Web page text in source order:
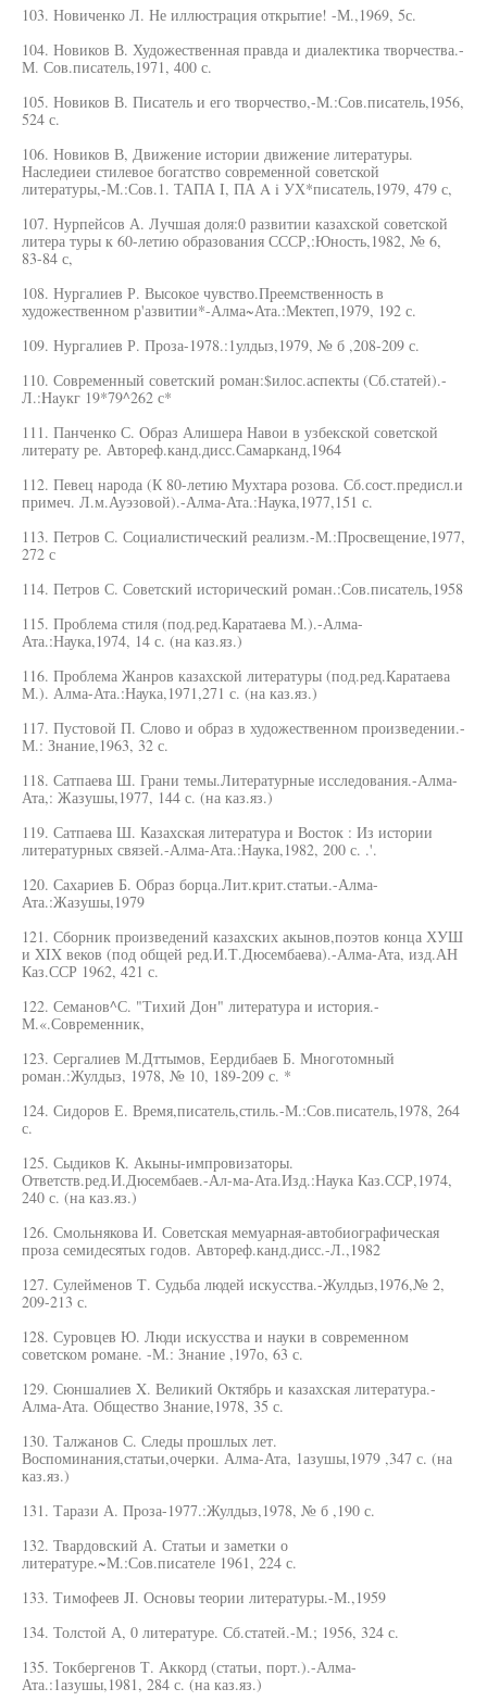
103. Новиченко Л. Не иллюстрация открытие! -М.,1969, 5с.
104. Новиков В. Художественная правда и диалектика творчества.-
М. Сов.писатель,1971, 400 с.
105. Новиков В. Писатель и его творчество,-М.:Сов.писатель,1956,
524 с.
106. Новиков В, Движение истории движение литературы.
Наследиеи стилевое богатство современной советской
литературы,-М.:Сов.1. ТАПА I, ПА A i УХ*писатель,1979, 479 с,
107. Нурпейсов А. Лучшая доля:0 развитии казахской советской
литера туры к 60-летию образования СССР,:Юность,1982, № 6,
83-84 с,
108. Нургалиев Р. Высокое чувство.Преемственность в
художественном р'азвитии*-Алма~Ата.:Мектеп,1979, 192 с.
109. Нургалиев Р. Проза-1978.:1улдыз,1979, № б ,208-209 с.
110. Современный советский роман:$илос.аспекты (Сб.статей).-
Л.:Hayкг 19*79^262 с*
111. Панченко С. Образ Алишера Навои в узбекской советской
литерату ре. Автореф.канд.дисс.Самарканд,1964
112. Певец народа (К 80-летию Мухтара розова. Сб.сост.предисл.и
примеч. Л.м.Ауэзовой).-Алма-Ата.:Наука,1977,151 с.
113. Петров С. Социалистический реализм.-М.:Просвещение,1977,
272 с
114. Петров С. Советский исторический роман.:Сов.писатель,1958
115. Проблема стиля (под.ред.Каратаева М.).-Алма-
Ата.:Наука,1974, 14 с. (на каз.яз.)
116. Проблема Жанров казахской литературы (под.ред.Каратаева
М.). Алма-Ата.:Наука,1971,271 с. (на каз.яз.)
117. Пустовой П. Слово и образ в художественном произведении.-
М.: Знание,1963, 32 с.
118. Сатпаева Ш. Грани темы.Литературные исследования.-Алма-
Ата,: Жазушы,1977, 144 с. (на каз.яз.)
119. Сатпаева Ш. Казахская литература и Восток : Из истории
литературных связей.-Алма-Ата.:Наука,1982, 200 с. .'.
120. Сахариев Б. Образ борца.Лит.крит.статьи.-Алма-
Ата.:Жазушы,1979
121. Сборник произведений казахских акынов,поэтов конца ХУШ
и XIX веков (под общей ред.И.Т.Дюсембаева).-Алма-Ата, изд.АН
Каз.ССР 1962, 421 с.
122. Семанов^С. "Тихий Дон" литература и история.-
М.«.Современник,
123. Сергалиев М.Дттымов, Еердибаев Б. Многотомный
роман.:Жулдыз, 1978, № 10, 189-209 с. *
124. Сидоров Е. Время,писатель,стиль.-М.:Сов.писатель,1978, 264
с.
125. Сыдиков К. Акыны-импровизаторы.
Ответств.ред.И.Дюсембаев.-Ал-ма-Ата.Изд.:Наука Каз.ССР,1974,
240 с. (на каз.яз.)
126. Смольнякова И. Советская мемуарная-автобиографическая
проза семидесятых годов. Автореф.канд.дисс.-Л.,1982
127. Сулейменов Т. Судьба людей искусства.-Жулдыз,1976,№ 2,
209-213 с.
128. Суровцев Ю. Люди искусства и науки в современном
советском романе. -М.: Знание ,197о, 63 с.
129. Сюншалиев X. Великий Октябрь и казахская литература.-
Алма-Ата. Общество Знание,1978, 35 с.
130. Талжанов С. Следы прошлых лет.
Воспоминания,статьи,очерки. Алма-Ата, 1азушы,1979 ,347 с. (на
каз.яз.)
131. Тарази А. Проза-1977.:Жулдыз,1978, № б ,190 с.
132. Твардовский А. Статьи и заметки о
литературе.~М.:Сов.писателе 1961, 224 с.
133. Тимофеев JI. Основы теории литературы.-М.,1959
134. Толстой А, 0 литературе. Сб.статей.-М.; 1956, 324 с.
135. Токбергенов Т. Аккорд (статьи, порт.).-Алма-
Ата.:1азушы,1981, 284 с. (на каз.яз.)